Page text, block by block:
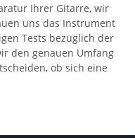
Ihrer Gitarre, wir
uns das Instrument
Tests bezüglich der
den genauen Umfang
ob sich eine